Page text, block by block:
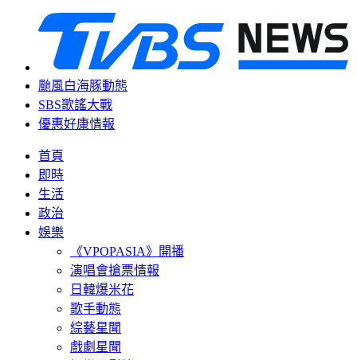
颱風白海豚動態
SBS歌謠大戰
優惠好康情報
首頁
即時
生活
政治
娛樂
《VPOPASIA》開播
演唱會搶票情報
日韓爆米花
歌手動態
綜藝星聞
戲劇星聞